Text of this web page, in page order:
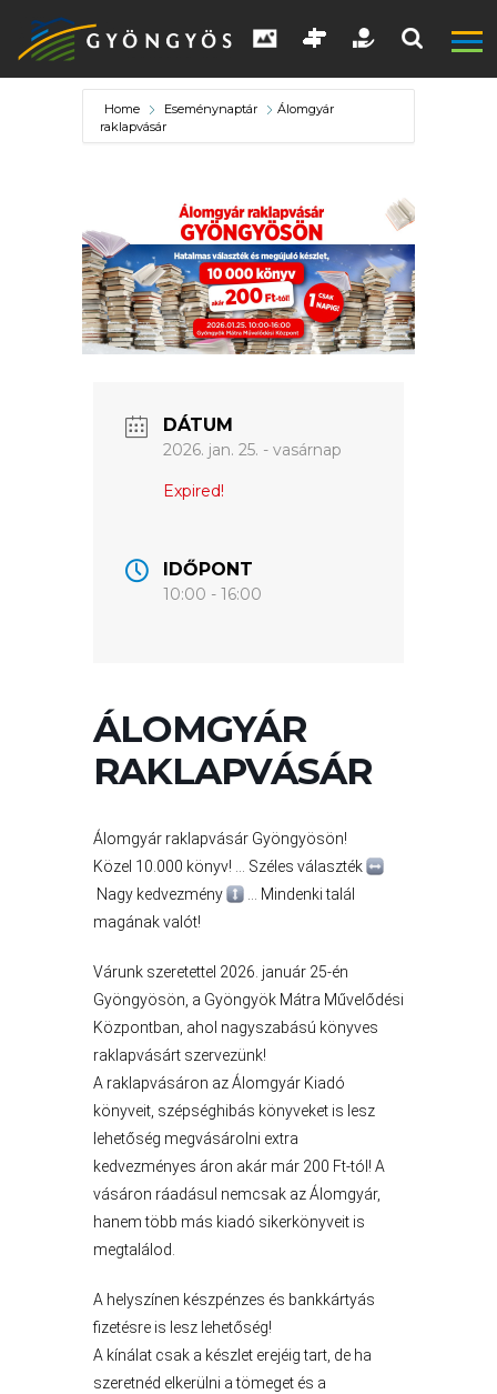
VÁROS
LÁTVÁNYOSSÁGOK
VÁROSUNKRÓL
HASZNOS
VÁROS
PÉNZÜGYEI
KÖLTSÉGVETÉSI
RENDELETEK
Home Eseménynaptár
Álomgyár
raklapvásár
DÁTUM
2026. jan. 25. - vasárnap
Expired!
IDŐPONT
10:00 - 16:00
ÁLOMGYÁR
RAKLAPVÁSÁR
Álomgyár raklapvásár Gyöngyösön!
Közel 10.000 könyv! … Széles választék
Nagy kedvezmény
… Mindenki talál
magának valót!
Várunk szeretettel 2026. január 25-én
Gyöngyösön, a Gyöngyök Mátra Művelődési
Központban, ahol nagyszabású könyves
raklapvásárt szervezünk!
A raklapvásáron az Álomgyár Kiadó
könyveit, szépséghibás könyveket is lesz
lehetőség megvásárolni extra
kedvezményes áron akár már 200 Ft-tól! A
vásáron ráadásul nemcsak az Álomgyár,
hanem több más kiadó sikerkönyveit is
megtalálod.
A helyszínen készpénzes és bankkártyás
fizetésre is lesz lehetőség!
A kínálat csak a készlet erejéig tart, de ha
szeretnéd elkerülni a tömeget és a